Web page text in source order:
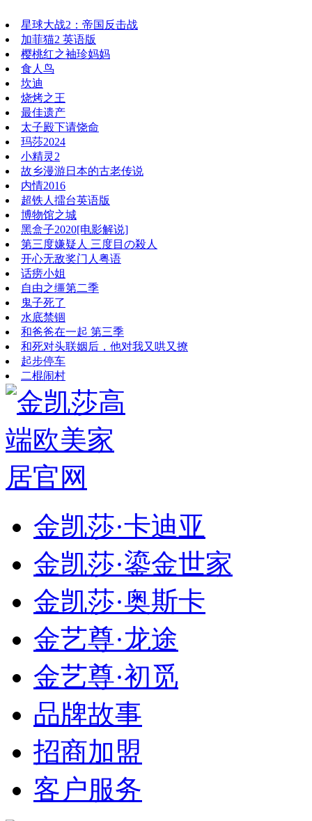
星球大战2：帝国反击战
加菲猫2 英语版
樱桃红之袖珍妈妈
食人鸟
坎迪
烧烤之王
最佳遗产
太子殿下请饶命
玛莎2024
小精灵2
故乡漫游日本的古老传说
内情2016
超铁人擂台英语版
博物馆之城
黑盒子2020[电影解说]
第三度嫌疑人 三度目の殺人
开心无敌奖门人粤语
话痨小姐
自由之缰第二季
鬼子死了
水底禁锢
和爸爸在一起 第三季
和死对头联姻后，他对我又哄又撩
起步停车
二棍闹村
金凯莎·卡迪亚
金凯莎·鎏金世家
金凯莎·奥斯卡
金艺尊·龙途
金艺尊·初觅
品牌故事
招商加盟
客户服务